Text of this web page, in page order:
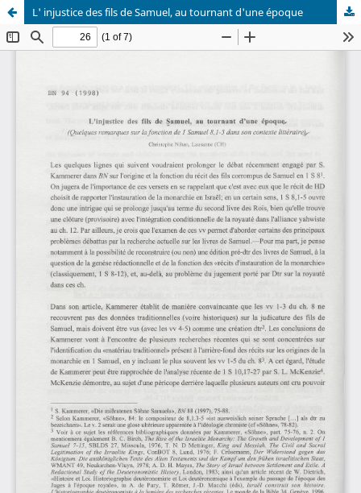
L' injustice des fils de Samuel, au tournant d'une époque